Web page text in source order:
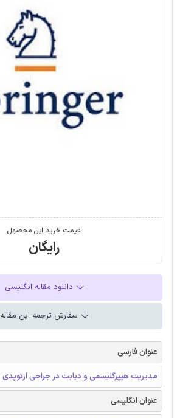
قیمت خرید این محصول
رایگان
دانلود مقاله انگلیسی
سفارش ترجمه این مقاله
عنوان فارسی
مدیریت هیپرگلیسمی و دیابت در جراحی ارتوپدی
عنوان انگلیسی